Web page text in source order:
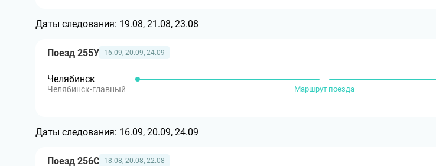
Даты следования: 19.08, 21.08, 23.08
Поезд 255У 16.09, 20.09, 24.09
Челябинск
Челябинск-главный Маршрут поезда
Даты следования: 16.09, 20.09, 24.09
Поезд 256С 18.08, 20.08, 22.08